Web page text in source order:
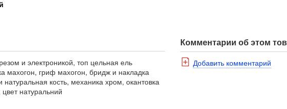
и электроникой, топ цельная ель
махогон, гриф махогон, бридж и накладка
кость, механика хром, окантовка
натуральний
Комментарии об этом
Добавить комментарий